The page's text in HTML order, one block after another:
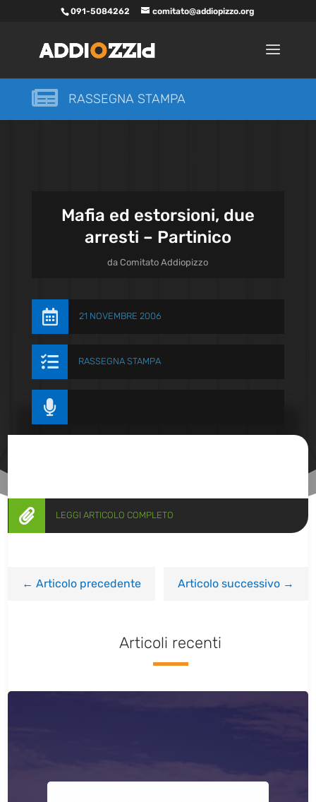
091-5084262 comitato@addiopizzo.org
 RASSEGNA STAMPA
Mafia ed estorsioni, due
arresti – Partinico
daComitato Addiopizzo
 21 NOVEMBRE 2006
 RASSEGNA STAMPA

 LEGGI ARTICOLO COMPLETO
←Articolo precedente Articolo successivo→
Articoli recenti